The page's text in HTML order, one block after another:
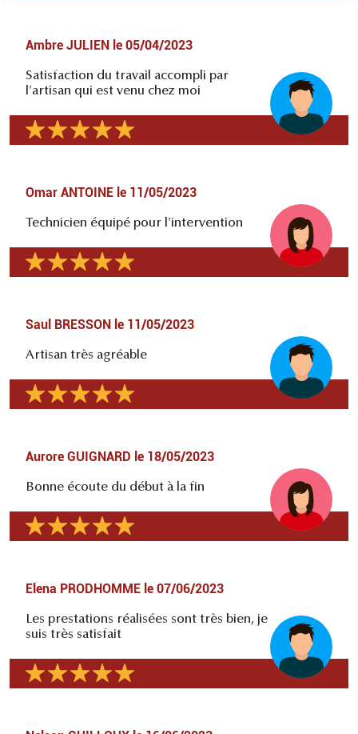
Ambre JULIEN le 05/04/2023
Satisfaction du travail accompli par
l'artisan qui est venu chez moi
Omar ANTOINE le 11/05/2023
Technicien équipé pour l'intervention
Saul BRESSON le 11/05/2023
Artisan très agréable
Aurore GUIGNARD le 18/05/2023
Bonne écoute du début à la fin
Elena PRODHOMME le 07/06/2023
Les prestations réalisées sont très bien, je
suis très satisfait